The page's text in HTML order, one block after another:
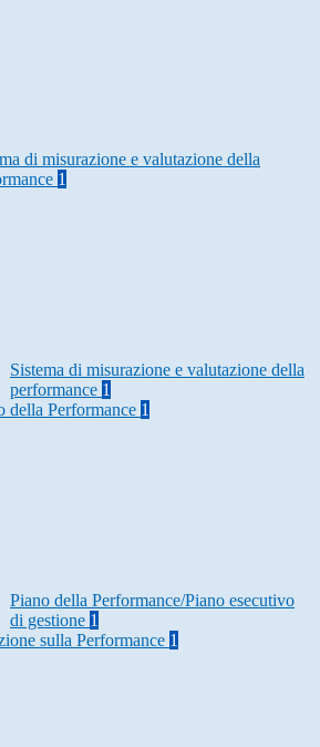
di misurazione e valutazione della
1
Sistema di misurazione e valutazione della
performance 1
della Performance 1
Piano della Performance/Piano esecutivo
di gestione 1
sulla Performance 1